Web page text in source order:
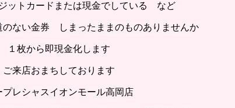
ットカードまたは現金でしている など
のない金券 しまったままのものありませんか
１枚から即現金化します
ご来店おまちしております
プレシャスイオンモール高岡店